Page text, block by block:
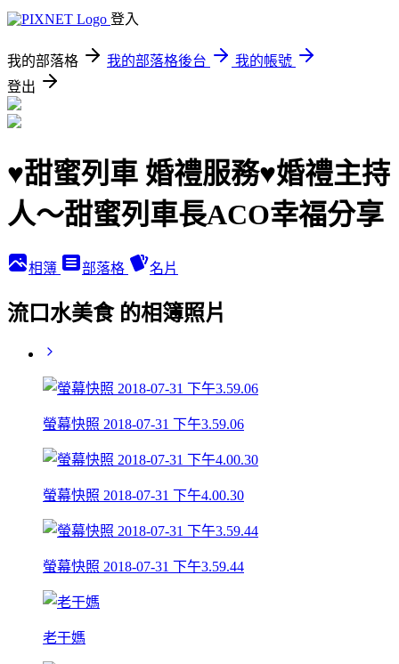
登入
我的部落格 我的部落格後台
我的帳號
登出
♥甜蜜列車 婚禮服務♥婚禮主持
人～甜蜜列車長ACO幸福分享
相簿 部落格 名片
流口水美食 的相簿照片
螢幕快照 2018-07-31 下午3.59.06
螢幕快照 2018-07-31 下午4.00.30
螢幕快照 2018-07-31 下午3.59.44
老干媽